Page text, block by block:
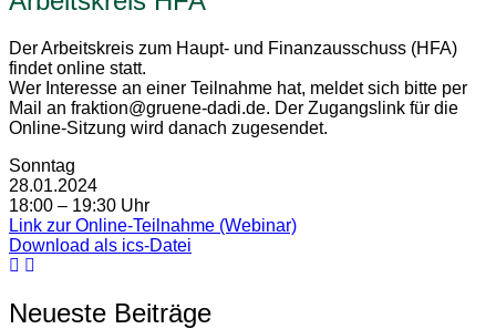
Der Arbeitskreis zum Haupt- und Finanzausschuss (HFA)
findet online statt.
Wer Interesse an einer Teilnahme hat, meldet sich bitte per
Mail an fraktion@gruene-dadi.de. Der Zugangslink für die
Online-Sitzung wird danach zugesendet.
Sonntag
28.01.2024
18:00 – 19:30 Uhr
Link zur Online-Teilnahme (Webinar)
Download als ics-Datei
Neueste Beiträge